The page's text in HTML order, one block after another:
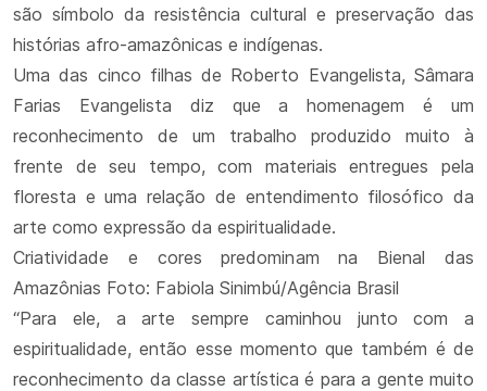
são símbolo da resistência cultural e preservação das
histórias afro-amazônicas e indígenas.
Uma das cinco filhas de Roberto Evangelista, Sâmara
Farias Evangelista diz que a homenagem é um
reconhecimento de um trabalho produzido muito à
frente de seu tempo, com materiais entregues pela
floresta e uma relação de entendimento filosófico da
arte como expressão da espiritualidade.
Criatividade e cores predominam na Bienal das
Amazônias Foto: Fabiola Sinimbú/Agência Brasil
“Para ele, a arte sempre caminhou junto com a
espiritualidade, então esse momento que também é de
reconhecimento da classe artística é para a gente muito